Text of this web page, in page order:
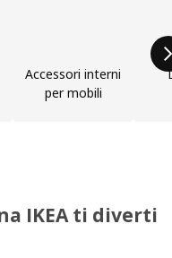
Accessori interni
per mobili
IKEA ti diverti